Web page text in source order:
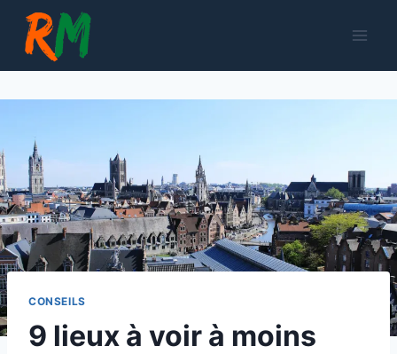
Aller
contenu
CONSEILS
9 lieux à voir à moins